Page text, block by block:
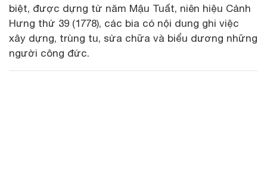
biệt, được dựng từ năm Mậu Tuất, niên hiệu Cảnh
Hưng thứ 39 (1778), các bia có nội dung ghi việc
xây dựng, trùng tu, sửa chữa và biểu dương những
người công đức.